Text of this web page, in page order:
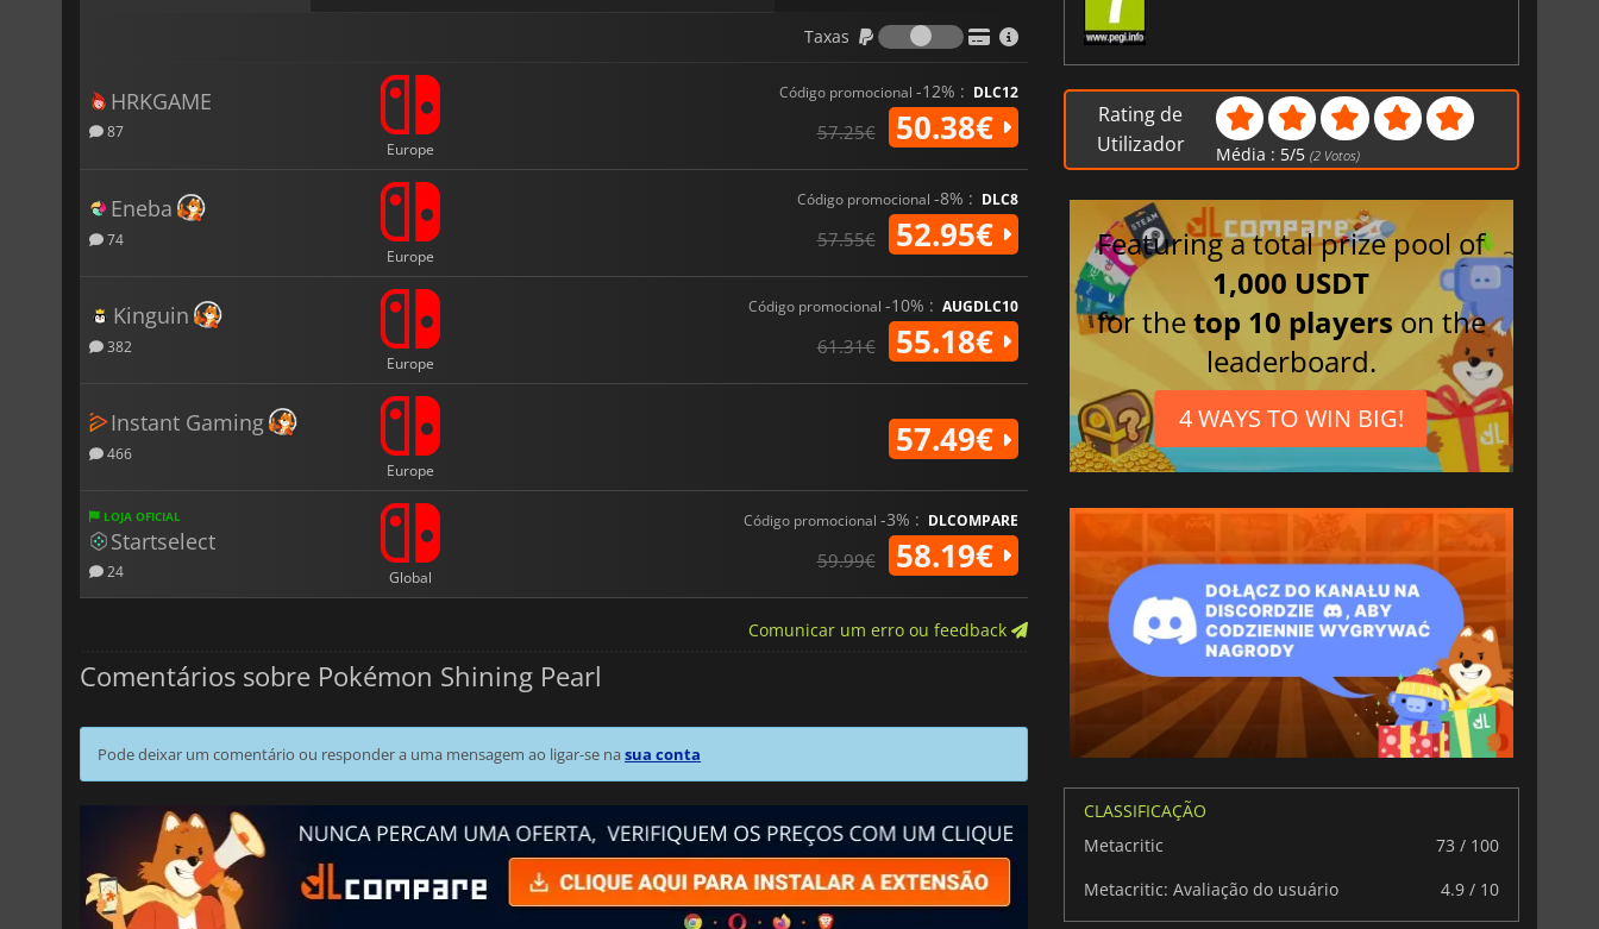
Taxas
Taxas
HRKGAME
87
Europe
Código promocional -12% : DLC12
57.25€ 50.38€
Eneba
74
Europe
Código promocional -8% : DLC8
57.55€ 52.95€
Kinguin
382
Europe
Código promocional -10% : AUGDLC10
61.31€ 55.18€
Instant Gaming
466
Europe
57.49€
LOJA OFICIAL
Startselect
24 Global
Código promocional -3% : DLCOMPARE
59.99€ 58.19€
Comunicar um erro ou feedback
Comentários sobre Pokémon Shining Pearl
Pode deixar um comentário ou responder a uma mensagem ao ligar-se nasua conta
Rating de
Utilizador
Média : 5/5 (2 Votos)
Featuring a total prize pool of
1,000 USDT
for thetop 10 players on the
leaderboard.
4 WAYS TO WIN BIG!
CLASSIFICAÇÃO
Metacritic
73 / 100
Metacritic: Avaliação do usuário
4.9 / 10